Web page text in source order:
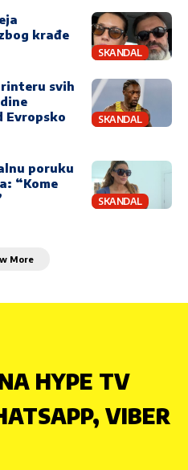
SKANDAL
krađe
SKANDAL
svih
Evropsko
SKANDAL
poruku
“Kome
More
HYPE TV
VIBER